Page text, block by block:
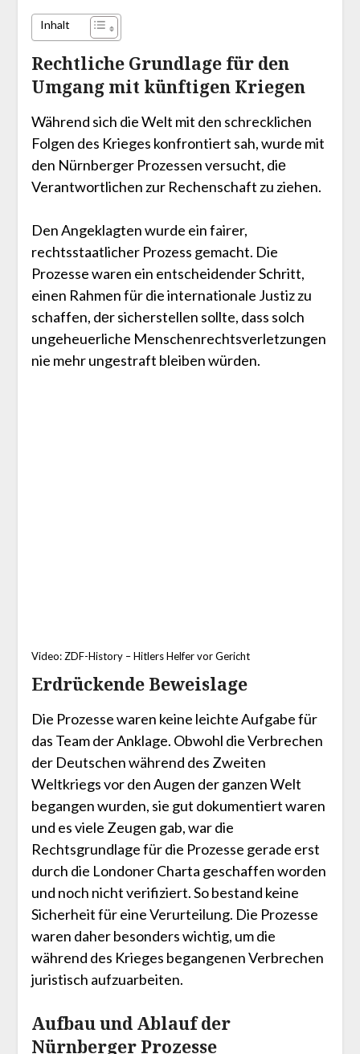
Inhalt
Rechtliche Grundlage für den
Umgang mit künftigen Kriegen
Während sich die Welt mit den schrecklichеn
Folgen des Krieges konfrontiert sah, wurde mit
den Nürnberger Prozessen versucht, diе
Verantwortlichen zur Rechenschaft zu ziehen.
Den Angeklagten wurde ein fairer,
rechtsstaatlicher Prozess gemacht. Die
Prozesse waren ein entscheidender Schritt,
einen Rahmen für die internationale Justiz zu
schaffen, dеr sicherstellen sollte, dass solch
ungeheuerliche Menschenrechtsverletzungen
nie mehr ungestraft bleiben würden.
Video: ZDF-History – Hitlers Helfer vor Gericht
Erdrückende Beweislage
Die Prozesse waren keine leichte Aufgabe für
das Team der Anklage. Obwohl die Verbrechen
der Deutschen während des Zweiten
Weltkriegs vor den Augen der ganzen Welt
begangen wurden, sie gut dokumentiert waren
und es viele Zeugen gab, war die
Rechtsgrundlage für die Prozesse gerade erst
durch die Londoner Charta geschaffen worden
und noch nicht verifiziert. So bestand keine
Sicherheit für eine Verurteilung. Die Prozesse
waren daher besonders wichtig, um die
während des Krieges begangenen Verbrechen
juristisch aufzuarbeiten.
Aufbau und Ablauf der
Nürnberger Prozesse